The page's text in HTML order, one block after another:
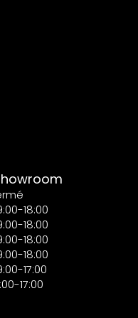
18:00
18:00
18:00
18:00
17:00
17:00